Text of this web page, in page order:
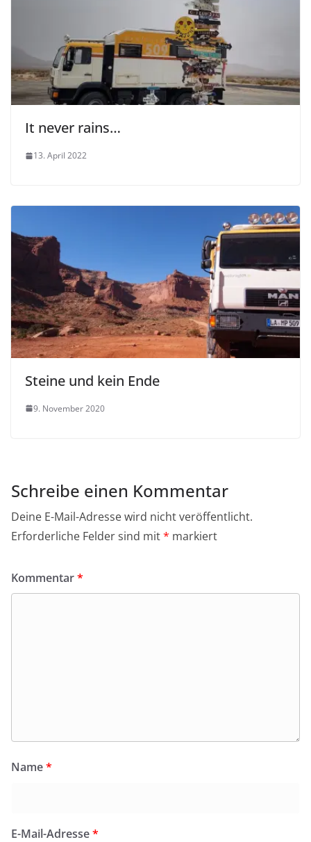
It never rains…
13. April 2022
Steine und kein Ende
9. November 2020
Schreibe einen Kommentar
Deine E-Mail-Adresse wird nicht veröffentlicht.
Erforderliche Felder sind mit* markiert
Kommentar*
Name*
E-Mail-Adresse*